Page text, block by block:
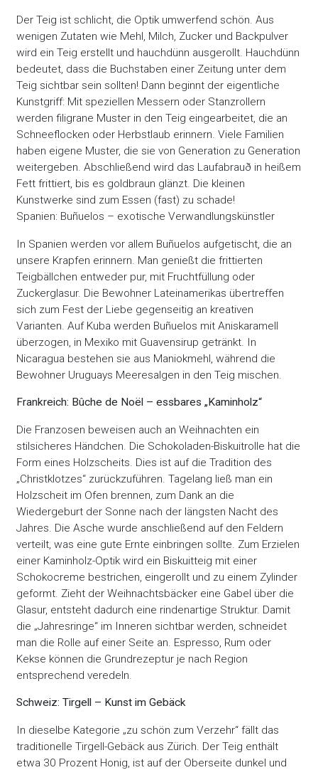
Der Teig ist schlicht, die Optik umwerfend schön. Aus
wenigen Zutaten wie Mehl, Milch, Zucker und Backpulver
wird ein Teig erstellt und hauchdünn ausgerollt. Hauchdünn
bedeutet, dass die Buchstaben einer Zeitung unter dem
Teig sichtbar sein sollten! Dann beginnt der eigentliche
Kunstgriff: Mit speziellen Messern oder Stanzrollern
werden filigrane Muster in den Teig eingearbeitet, die an
Schneeflocken oder Herbstlaub erinnern. Viele Familien
haben eigene Muster, die sie von Generation zu Generation
weitergeben. Abschließend wird das Laufabrauð in heißem
Fett frittiert, bis es goldbraun glänzt. Die kleinen
Kunstwerke sind zum Essen (fast) zu schade!
Spanien: Buñuelos – exotische Verwandlungskünstler
In Spanien werden vor allem Buñuelos aufgetischt, die an
unsere Krapfen erinnern. Man genießt die frittierten
Teigbällchen entweder pur, mit Fruchtfüllung oder
Zuckerglasur. Die Bewohner Lateinamerikas übertreffen
sich zum Fest der Liebe gegenseitig an kreativen
Varianten. Auf Kuba werden Buñuelos mit Aniskaramell
überzogen, in Mexiko mit Guavensirup getränkt. In
Nicaragua bestehen sie aus Maniokmehl, während die
Bewohner Uruguays Meeresalgen in den Teig mischen.
Frankreich: Bûche de Noël – essbares „Kaminholz“
Die Franzosen beweisen auch an Weihnachten ein
stilsicheres Händchen. Die Schokoladen-Biskuitrolle hat die
Form eines Holzscheits. Dies ist auf die Tradition des
„Christklotzes“ zurückzuführen. Tagelang ließ man ein
Holzscheit im Ofen brennen, zum Dank an die
Wiedergeburt der Sonne nach der längsten Nacht des
Jahres. Die Asche wurde anschließend auf den Feldern
verteilt, was eine gute Ernte einbringen sollte. Zum Erzielen
einer Kaminholz-Optik wird ein Biskuitteig mit einer
Schokocreme bestrichen, eingerollt und zu einem Zylinder
geformt. Zieht der Weihnachtsbäcker eine Gabel über die
Glasur, entsteht dadurch eine rindenartige Struktur. Damit
die „Jahresringe“ im Inneren sichtbar werden, schneidet
man die Rolle auf einer Seite an. Espresso, Rum oder
Kekse können die Grundrezeptur je nach Region
entsprechend veredeln.
Schweiz: Tirgell – Kunst im Gebäck
In dieselbe Kategorie „zu schön zum Verzehr“ fällt das
traditionelle Tirgell-Gebäck aus Zürich. Der Teig enthält
etwa 30 Prozent Honig, ist auf der Oberseite dunkel und